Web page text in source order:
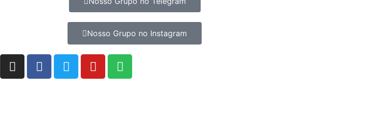
Nosso Grupo no Instagram